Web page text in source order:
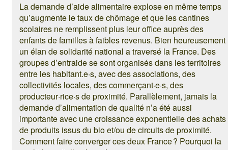
La demande d’aide alimentaire explose en même temps
qu’augmente le taux de chômage et que les cantines
scolaires ne remplissent plus leur office auprès des
enfants de familles à faibles revenus. Bien heureusement
un élan de solidarité national a traversé la France. Des
groupes d’entraide se sont organisés dans les territoires
entre les habitant.e·s, avec des associations, des
collectivités locales, des commerçant·e·s, des
producteur·rice·s de proximité. Parallèlement, jamais la
demande d’alimentation de qualité n’a été aussi
importante avec une croissance exponentielle des achats
de produits issus du bio et/ou de circuits de proximité.
Comment faire converger ces deux France ? Pourquoi la